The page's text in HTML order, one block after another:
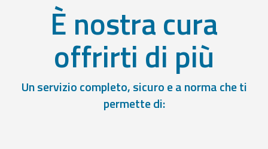
È nostra cura
offrirti di più
Un servizio completo, sicuro e a norma che ti
permette di: